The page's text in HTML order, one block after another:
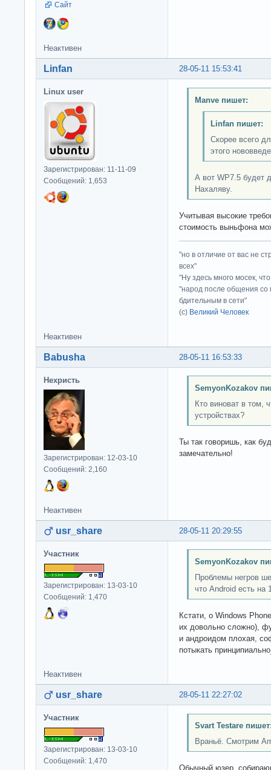
Сайт
Неактивен
28-05-11 15:53:41
Linfan
Linux user
Зарегистрирован: 11-11-09
Сообщений: 1,653
Manve пишет:
Linfan пишет:
Скорее всего
этого
А вот WP7.5 будет
Нахаляву.
Учитывая высокие
стоимость выньфона
"но в отличие от вас не
всех"
"Ну здесь много мосек,
"народ после общения со
бдительным в сети"
(с) Великий Человек
Неактивен
28-05-11 16:53:33
Babusha
Нехристь
Зарегистрирован: 12-03-10
Сообщений: 2,160
SemyonKozakov
Кто виноват в том,
устройствах?
Ты так говоришь, как
замечательно!
Неактивен
28-05-11 20:29:55
usr_share
Участник
Зарегистрирован: 13-03-10
Сообщений: 1,470
SemyonKozakov
Проблемы негров
что Android есть на
Кстати, о Windows
их довольно сложно),
и андроидом плохая,
потыкать
Неактивен
28-05-11 22:27:02
usr_share
Участник
Зарегистрирован: 13-03-10
Сообщений: 1,470
Svart Testare
Враньё. Смотрим
Обычный юзер,